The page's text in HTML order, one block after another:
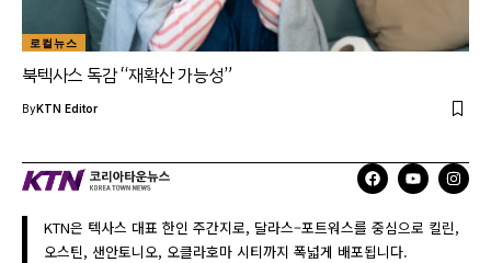
로컬뉴스
북텍사스 독감 “재확산 가능성”
ByKTN Editor
KTN은 텍사스 대표 한인 주간지로, 달라스–포트워스를 중심으로 킬린,
오스틴, 샌안토니오, 오클라호마 시티까지 폭넓게 배포됩니다.